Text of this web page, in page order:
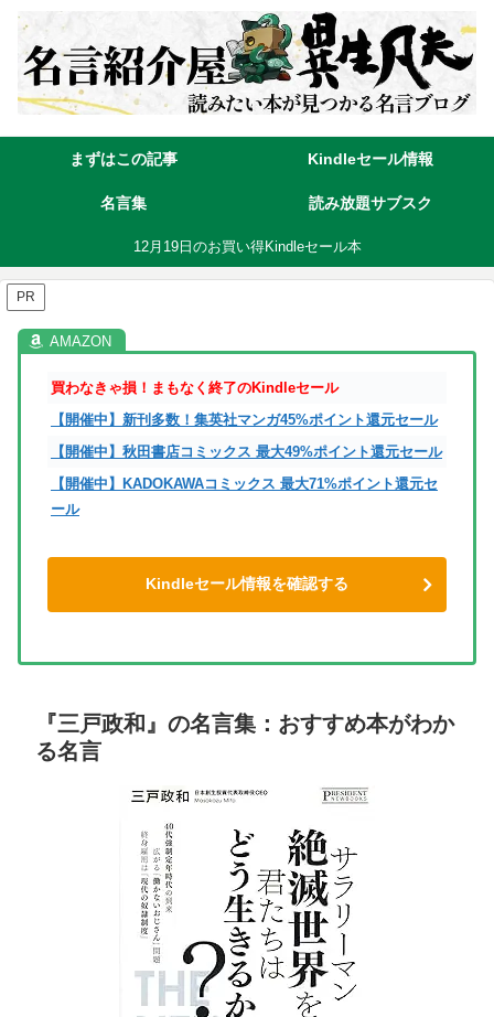
まずはこの記事 Kindleセール情報
名言集 読み放題サブスク
12月19日のお買い得Kindleセール本
PR
買わなきゃ損！まもなく終了のKindleセール
【開催中】新刊多数！集英社マンガ45%ポイント還元セール
【開催中】秋田書店コミックス 最大49%ポイント還元セール
【開催中】KADOKAWAコミックス 最大71%ポイント還元セ
ール
Kindleセール情報を確認する
『三戸政和』の名言集：おすすめ本がわか
る名言